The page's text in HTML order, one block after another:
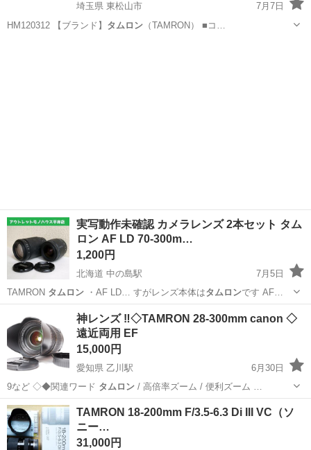
埼玉県 東松山市
7月7日
HM120312 【ブランド】 タムロン （TAMRON） ■コ…
実写動作未確認 カメラレンズ 2本セット タム
ロン AF LD 70-300m…
1,200円
北海道 中の島駅
7月5日
TAMRON タムロン・AF LD… すがレンズ本体はタムロン です AF…
札幌市 中の島駅
神レンズ ‼️◇TAMRON 28-300mm canon ◇
遠近両用 EF
15,000円
愛知県 乙川駅
6月30日
9など ◇◆関連ワード タムロン/ 高倍率ズーム / 便利ズーム …
愛知 半田市
TAMRON 18-200mm F/3.5-6.3 Di III VC（ソ
ニー…
31,000円